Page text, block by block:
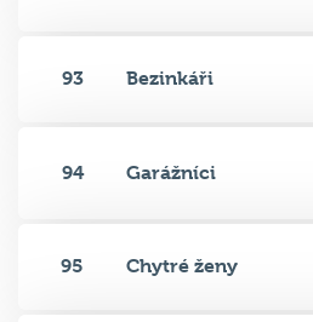
93 Bezinkáři
94 Garážníci
95 Chytré ženy